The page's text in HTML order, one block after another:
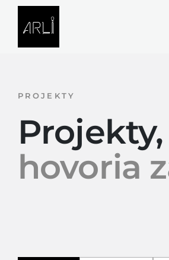
Skip to Content
PROJEKTY
hovoria